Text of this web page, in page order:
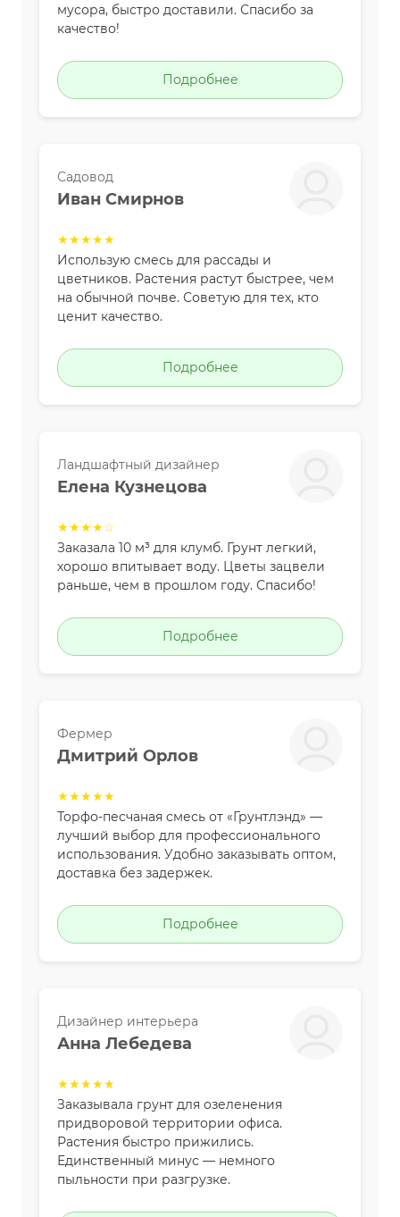
мусора, быстро доставили. Спасибо за
качество!
Подробнее
Садовод
Иван Смирнов
★★★★★
Использую смесь для рассады и
цветников. Растения растут быстрее, чем
на обычной почве. Советую для тех, кто
ценит качество.
Подробнее
Ландшафтный дизайнер
Елена Кузнецова
★★★★☆
Заказала 10 м³ для клумб. Грунт легкий,
хорошо впитывает воду. Цветы зацвели
раньше, чем в прошлом году. Спасибо!
Подробнее
Фермер
Дмитрий Орлов
★★★★★
Торфо-песчаная смесь от «Грунтлэнд» —
лучший выбор для профессионального
использования. Удобно заказывать оптом,
доставка без задержек.
Подробнее
Дизайнер интерьера
Анна Лебедева
★★★★★
Заказывала грунт для озеленения
придворовой территории офиса.
Растения быстро прижились.
Единственный минус — немного
пыльности при разгрузке.